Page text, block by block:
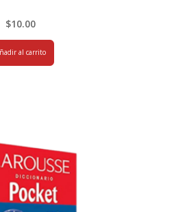
$10.00
al carrito